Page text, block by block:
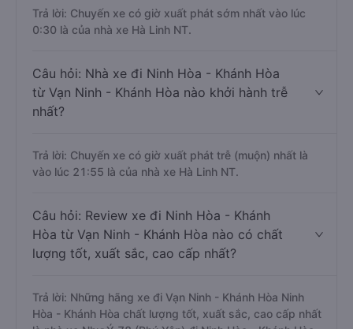
Trả lời: Chuyến xe có giờ xuất phát sớm nhất vào lúc
0:30 là của nhà xe Hà Linh NT.
Câu hỏi: Nhà xe đi Ninh Hòa - Khánh Hòa
từ Vạn Ninh - Khánh Hòa nào khởi hành trễ
nhất?
Trả lời: Chuyến xe có giờ xuất phát trễ (muộn) nhất là
vào lúc 21:55 là của nhà xe Hà Linh NT.
Câu hỏi: Review xe đi Ninh Hòa - Khánh
Hòa từ Vạn Ninh - Khánh Hòa nào có chất
lượng tốt, xuất sắc, cao cấp nhất?
Trả lời: Những hãng xe đi Vạn Ninh - Khánh Hòa Ninh
Hòa - Khánh Hòa chất lượng tốt, xuất sắc, cao cấp nhất